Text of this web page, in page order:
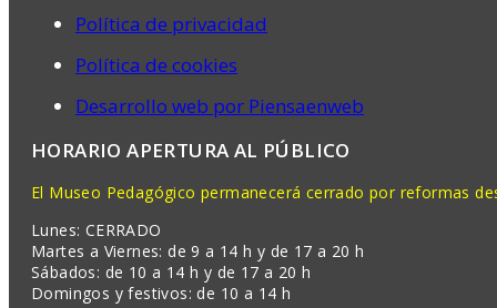
Política de privacidad
Política de cookies
Desarrollo web por Piensaenweb
HORARIO APERTURA AL PÚBLICO
El Museo Pedagógico permanecerá cerrado por reformas
Lunes: CERRADO
Martes a Viernes: de 9 a 14 h y de 17 a 20 h
Sábados: de 10 a 14 h y de 17 a 20 h
Domingos y festivos: de 10 a 14 h